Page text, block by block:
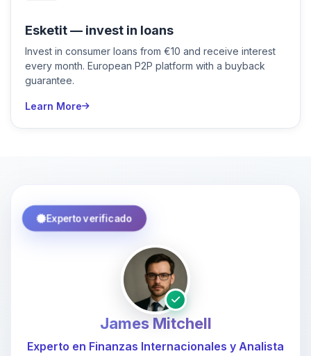
Esketit — invest in loans
Invest in consumer loans from €10 and receive interest
every month. European P2P platform with a buyback
guarantee.
Learn More
Experto verificado
James Mitchell
Experto en Finanzas Internacionales y Analista